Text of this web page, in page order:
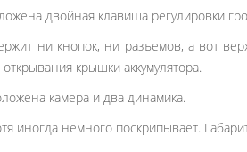
двойная клавиша регулировки
ни кнопок, ни разъемов, а вот
крышки аккумулятора.
камера и два динамика.
иногда немного поскрипывает.